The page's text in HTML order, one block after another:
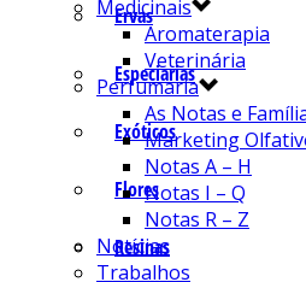
Ervas
Especiarias
Exóticos
Flores
Resinas
Medicinais
Aromaterapia
Veterinária
Perfumaria
As Notas e
Marketing
Notas A – H
Notas I – Q
Notas R – Z
Notícias
Trabalhos